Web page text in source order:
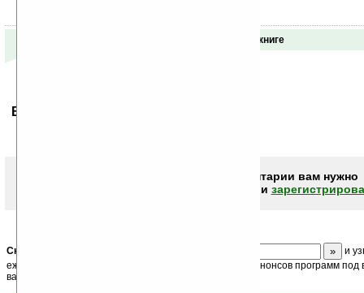
Отзывы о книге
Ваше мнение будет первым.
Чтобы писать комментарии вам нужно
или
Скоро
и
ежедневный или еженедельный дайджест новостей, анонсов программ под
ваш почтовый ящик.